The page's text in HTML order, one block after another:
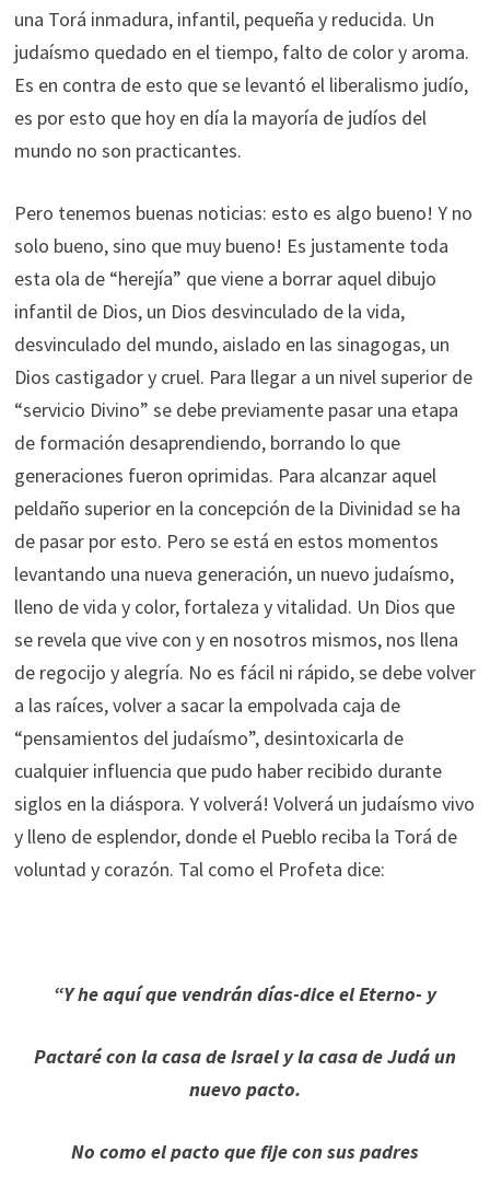
una Torá inmadura, infantil, pequeña y reducida. Un
judaísmo quedado en el tiempo, falto de color y aroma.
Es en contra de esto que se levantó el liberalismo judío,
es por esto que hoy en día la mayoría de judíos del
mundo no son practicantes.
Pero tenemos buenas noticias: esto es algo bueno! Y no
solo bueno, sino que muy bueno! Es justamente toda
esta ola de “herejía” que viene a borrar aquel dibujo
infantil de Dios, un Dios desvinculado de la vida,
desvinculado del mundo, aislado en las sinagogas, un
Dios castigador y cruel. Para llegar a un nivel superior de
“servicio Divino” se debe previamente pasar una etapa
de formación desaprendiendo, borrando lo que
generaciones fueron oprimidas. Para alcanzar aquel
peldaño superior en la concepción de la Divinidad se ha
de pasar por esto. Pero se está en estos momentos
levantando una nueva generación, un nuevo judaísmo,
lleno de vida y color, fortaleza y vitalidad. Un Dios que
se revela que vive con y en nosotros mismos, nos llena
de regocijo y alegría. No es fácil ni rápido, se debe volver
a las raíces, volver a sacar la empolvada caja de
“pensamientos del judaísmo”, desintoxicarla de
cualquier influencia que pudo haber recibido durante
siglos en la diáspora. Y volverá! Volverá un judaísmo vivo
y lleno de esplendor, donde el Pueblo reciba la Torá de
voluntad y corazón. Tal como el Profeta dice:
“Y he aquí que vendrán días-dice el Eterno- y
Pactaré con la casa de Israel y la casa de Judá un
nuevo pacto.
No como el pacto que fije con sus padres